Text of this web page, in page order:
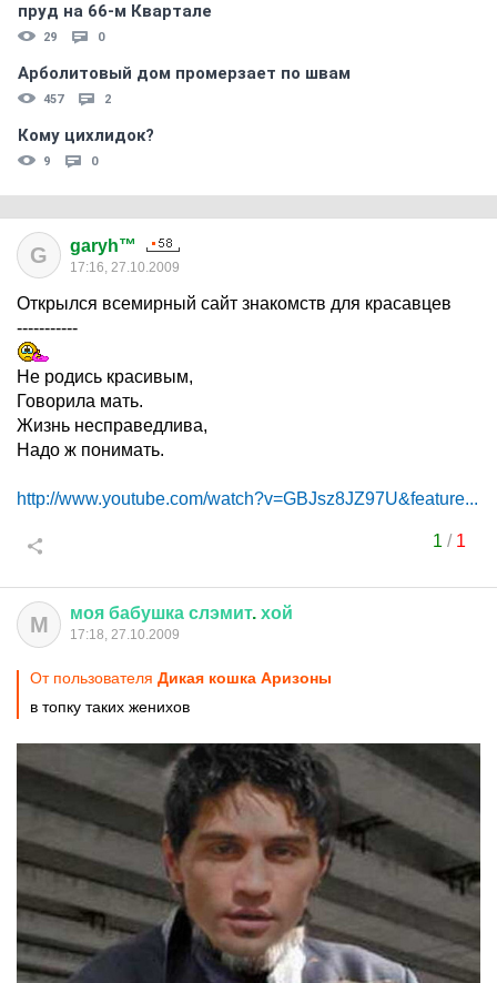
пруд на 66-м Квартале
29 0
Арболитовый дом промерзает по швам
457 2
Кому цихлидок?
9 0
G garyh™
17:16, 27.10.2009
Открылся всемирный сайт знакомств для красавцев
-----------
Не родись красивым,
Говорила мать.
Жизнь несправедлива,
Надо ж понимать.
http://www.youtube.com/watch?v=GBJsz8JZ97U&feature...
1 / 1
М моя бабушка слэмит. хой
17:18, 27.10.2009
От пользователя Дикая кошка Аризоны
в топку таких женихов